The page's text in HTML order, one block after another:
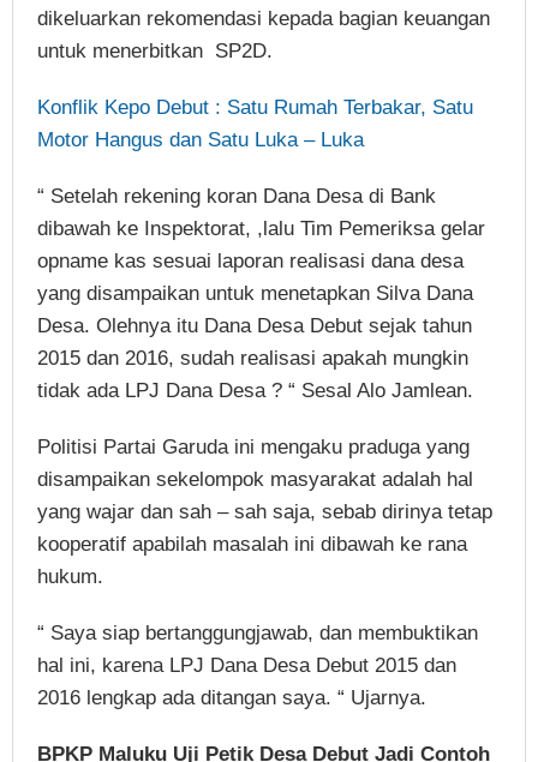
dikeluarkan rekomendasi kepada bagian keuangan
untuk menerbitkan SP2D.
Konflik Kepo Debut : Satu Rumah Terbakar, Satu
Motor Hangus dan Satu Luka – Luka
“ Setelah rekening koran Dana Desa di Bank
dibawah ke Inspektorat, ,lalu Tim Pemeriksa gelar
opname kas sesuai laporan realisasi dana desa
yang disampaikan untuk menetapkan Silva Dana
Desa. Olehnya itu Dana Desa Debut sejak tahun
2015 dan 2016, sudah realisasi apakah mungkin
tidak ada LPJ Dana Desa ? “ Sesal Alo Jamlean.
Politisi Partai Garuda ini mengaku praduga yang
disampaikan sekelompok masyarakat adalah hal
yang wajar dan sah – sah saja, sebab dirinya tetap
kooperatif apabilah masalah ini dibawah ke rana
hukum.
“ Saya siap bertanggungjawab, dan membuktikan
hal ini, karena LPJ Dana Desa Debut 2015 dan
2016 lengkap ada ditangan saya. “ Ujarnya.
BPKP Maluku Uji Petik Desa Debut Jadi Contoh